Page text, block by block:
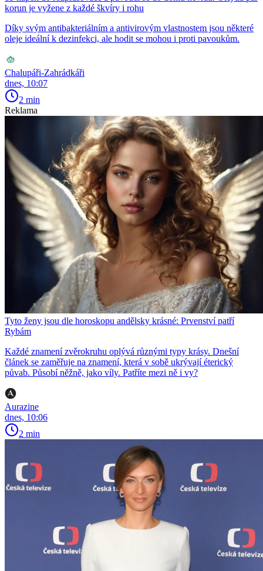
korun je vyžene z každé škvíry i rohu
Díky svým antibakteriálním a antivirovým vlastnostem jsou některé
oleje ideální k dezinfekci, ale hodit se mohou i proti pavoukům.
Chalupáři-Zahrádkáři
dnes, 10:07
2 min
Reklama
Tyto ženy jsou dle horoskopu andělsky krásné: Prvenství patří
Rybám
Každé znamení zvěrokruhu oplývá různými typy krásy. Dnešní
článek se zaměřuje na znamení, která v sobě ukrývají éterický
půvab. Působí něžně, jako víly. Patříte mezi ně i vy?
Aurazine
dnes, 10:06
2 min